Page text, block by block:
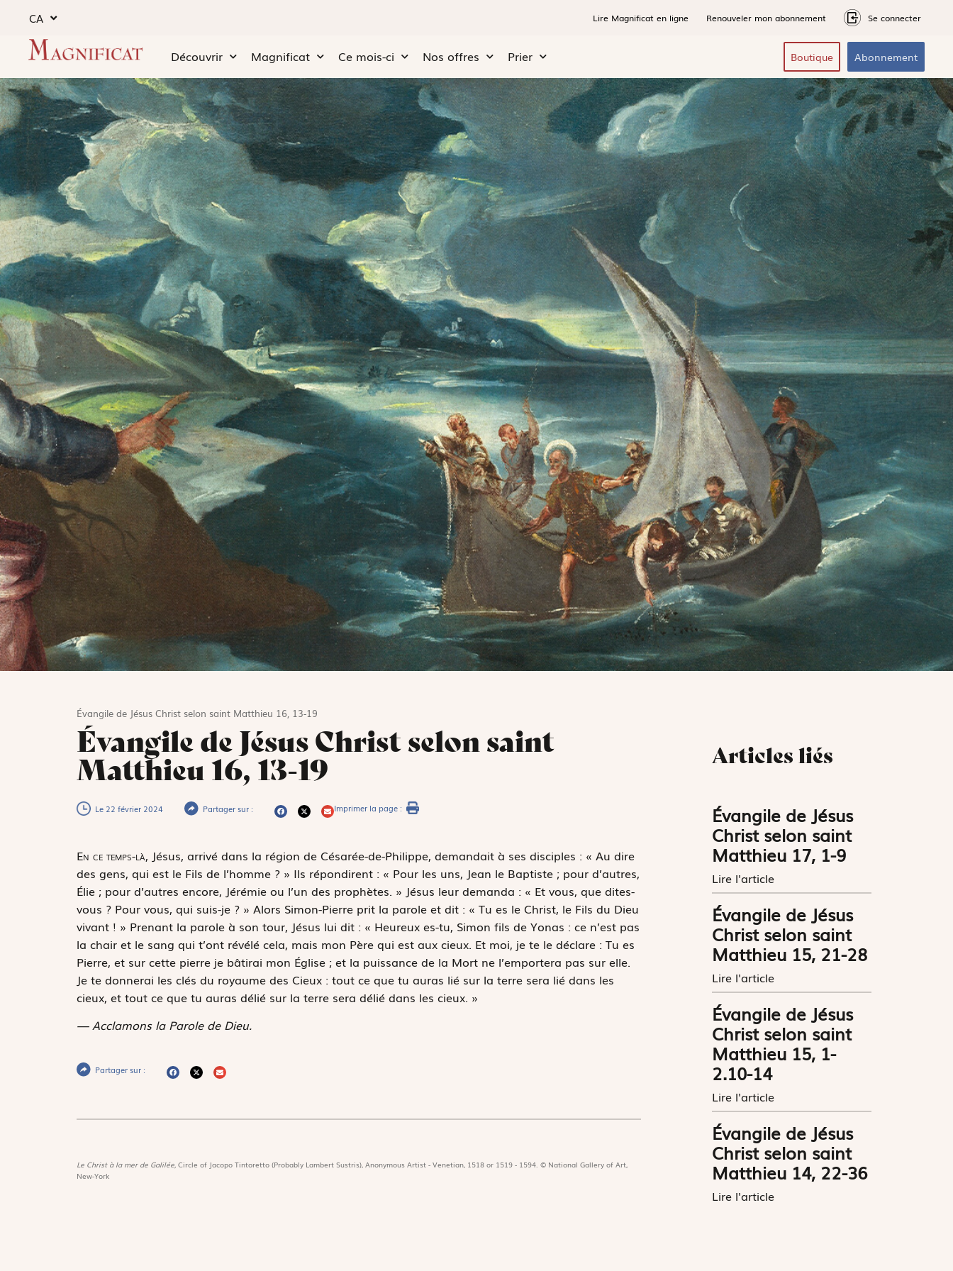
CA Lire Magnificat en ligne Renouveler mon abonnement Se connecter
Découvrir Magnificat Ce mois-ci Nos offres Prier Boutique Abonnement
Évangile de Jésus Christ selon saint Matthieu 16, 13-19
Évangile de Jésus Christ selon saint
Matthieu 16, 13-19
Le 22 février 2024 Partager sur : Imprimer la page :
En ce temps-là, Jésus, arrivé dans la région de Césarée-de-Philippe, demandait à ses disciples : « Au dire
des gens, qui est le Fils de l’homme ? » Ils répondirent : « Pour les uns, Jean le Baptiste ; pour d’autres,
Élie ; pour d’autres encore, Jérémie ou l’un des prophètes. » Jésus leur demanda : « Et vous, que dites-
vous ? Pour vous, qui suis-je ? » Alors Simon-Pierre prit la parole et dit : « Tu es le Christ, le Fils du Dieu
vivant ! » Prenant la parole à son tour, Jésus lui dit : « Heureux es-tu, Simon fils de Yonas : ce n’est pas
la chair et le sang qui t’ont révélé cela, mais mon Père qui est aux cieux. Et moi, je te le déclare : Tu es
Pierre, et sur cette pierre je bâtirai mon Église ; et la puissance de la Mort ne l’emportera pas sur elle.
Je te donnerai les clés du royaume des Cieux : tout ce que tu auras lié sur la terre sera lié dans les
cieux, et tout ce que tu auras délié sur la terre sera délié dans les cieux. »
— Acclamons la Parole de Dieu.
Partager sur :
Le Christ à la mer de Galilée, Circle of Jacopo Tintoretto (Probably Lambert Sustris), Anonymous Artist - Venetian, 1518 or 1519 - 1594. © National Gallery of Art,
New-York
Articles liés
Évangile de Jésus
Christ selon saint
Matthieu 17, 1-9
Lire l'article
Évangile de Jésus
Christ selon saint
Matthieu 15, 21-28
Lire l'article
Évangile de Jésus
Christ selon saint
Matthieu 15, 1-
2.10-14
Lire l'article
Évangile de Jésus
Christ selon saint
Matthieu 14, 22-36
Lire l'article